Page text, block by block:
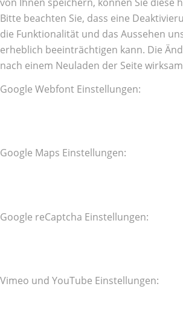
Bitte beachten Sie, dass eine
die Funktionalität und das Aussehen
erheblich beeinträchtigen kann. Die
nach einem Neuladen der Seite
Google Webfont Einstellungen:
Google Maps Einstellungen:
Google reCaptcha Einstellungen:
Vimeo und YouTube Einstellungen: